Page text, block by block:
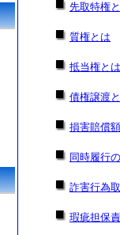
先取特権
質権とは
抵当権とは
債権譲渡
損害賠償
同時履行
詐害行為
瑕疵担保